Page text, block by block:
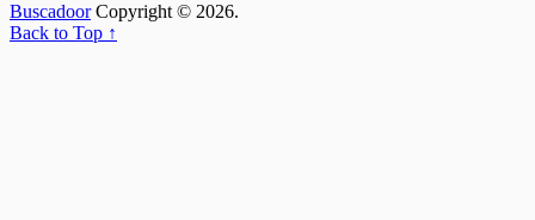
BuscadoorCopyright © 2026.
Back to Top ↑